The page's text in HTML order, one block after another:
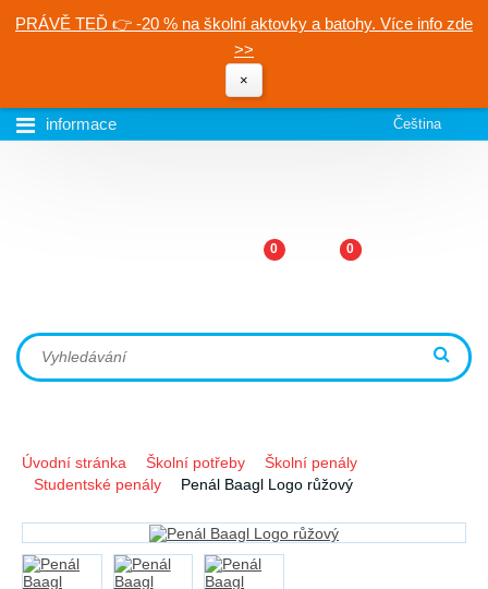
PRÁVĚ TEĎ 👉 -20 % na školní aktovky a batohy. Více info zde
>>
×
informace Čeština
0 0
Úvodní stránka Školní potřeby
Školní penály
Studentské penály
Penál Baagl Logo růžový